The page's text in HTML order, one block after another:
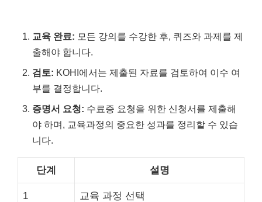
교육 완료: 모든 강의를 수강한 후, 퀴즈와 과제를 제
출해야 합니다.
검토: KOHI에서는 제출된 자료를 검토하여 이수 여
부를 결정합니다.
증명서 요청: 수료증 요청을 위한 신청서를 제출해
야 하며, 교육과정의 중요한 성과를 정리할 수 있습
니다.
단계 설명
1 교육 과정 선택